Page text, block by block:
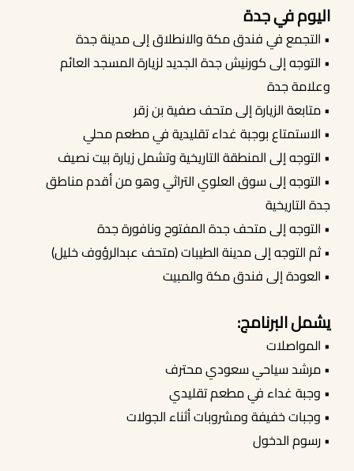
اليوم في جدة
• التجمع في فندق مكة والانطلاق إلى مدينة جدة
• التوجه إلى كورنيش جدة الجديد لزيارة المسجد العائم
وعلامة جدة
• متابعة الزيارة إلى متحف صفية بن زقر
• الاستمتاع بوجبة غداء تقليدية في مطعم محلي
• التوجه إلى المنطقة التاريخية وتشمل زيارة بيت نصيف
• التوجه إلى سوق العلوي التراثي وهو من أقدم مناطق
جدة التاريخية
• التوجه إلى متحف جدة المفتوح ونافورة جدة
• ثم التوجه إلى مدينة الطيبات (متحف عبدالرؤوف خليل)
• العودة إلى فندق مكة والمبيت
يشمل البرنامج:
• المواصلات
• مرشد سياحي سعودي محترف
• وجبة غداء في مطعم تقليدي
• وجبات خفيفة ومشروبات أثناء الجولات
• رسوم الدخول